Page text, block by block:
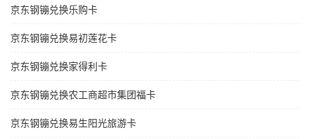
京东钢镚兑换乐购卡
京东钢镚兑换易初莲花卡
京东钢镚兑换家得利卡
京东钢镚兑换农工商超市集团福卡
京东钢镚兑换易生阳光旅游卡